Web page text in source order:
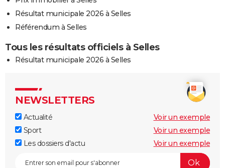
Résultat municipale 2026 à Selles
Référendum à Selles
Tous les résultats officiels à Selles
Résultat municipale 2026 à Selles
NEWSLETTERS
Actualité
Voir un exemple
Sport
Voir un exemple
Les dossiers d'actu
Voir un exemple